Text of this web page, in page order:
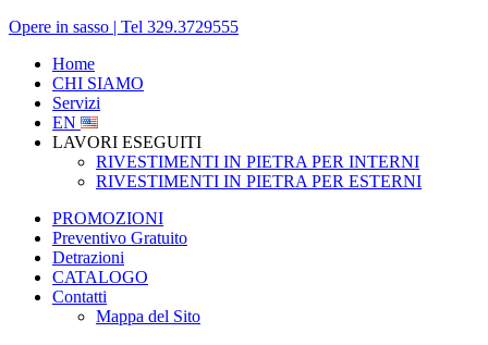
Opere in sasso | Tel 329.3729555
Home
CHI SIAMO
Servizi
EN
LAVORI ESEGUITI
RIVESTIMENTI IN PIETRA PER INTERNI
RIVESTIMENTI IN PIETRA PER ESTERNI
PROMOZIONI
Preventivo Gratuito
Detrazioni
CATALOGO
Contatti
Mappa del Sito